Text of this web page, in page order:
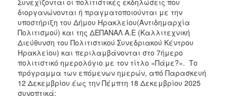
ΑΝΘΕΚΤΙΚΗ
ΠΟΛΗ
διοργανώνονται ή πραγματοποιούνται με την
υποστήριξη του Δήμου Ηρακλείου(Αντιδημαρχία
Πολιτισμού) και της ΔΕΠΑΝΑΛ Α.Ε (Καλλιτεχνική
Διεύθυνση του Πολιτιστικού Συνεδριακού Κέντρου
Ηρακλείου) και περιλαμβάνονται στο 7ήμερο
πολιτιστικό ημερολόγιο με τον τίτλο «Πάμε?». Το
πρόγραμμα των επόμενων ημερών, από Παρασκευή
12 Δεκεμβρίου έως την Πέμπτη 18 Δεκεμβρίου 2025
συνοπτικά: